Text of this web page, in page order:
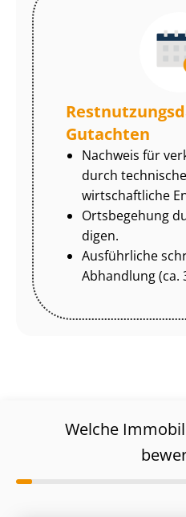
Gutachten
Nachweis für
durch
wirtschaftliche
Ortsbegehung
di­gen.
Ausführliche
Abhandlung (ca.
Welche